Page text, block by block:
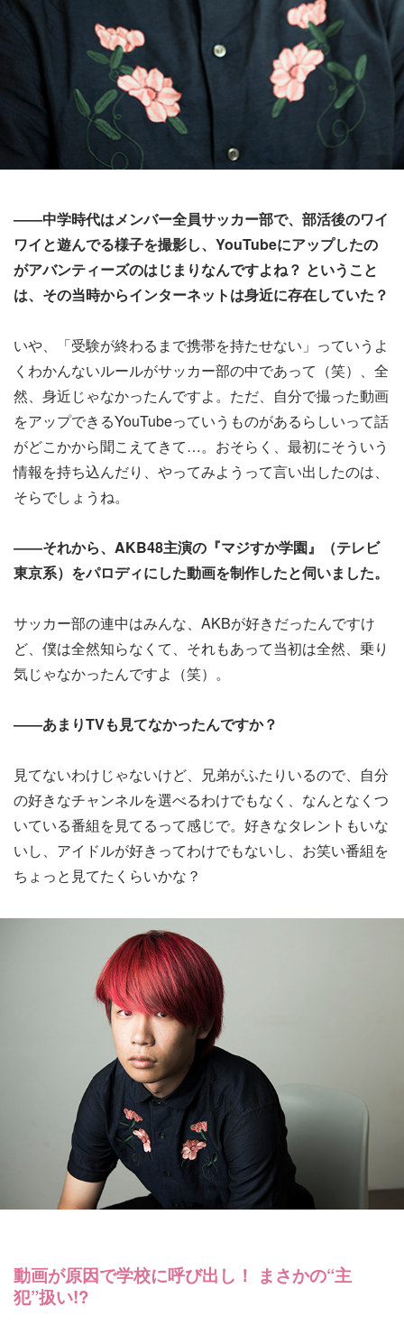
――中学時代はメンバー全員サッカー部で、部活後のワイ
ワイと遊んでる様子を撮影し、YouTubeにアップしたの
がアバンティーズのはじまりなんですよね？ ということ
は、その当時からインターネットは身近に存在していた？
いや、「受験が終わるまで携帯を持たせない」っていうよ
くわかんないルールがサッカー部の中であって（笑）、全
然、身近じゃなかったんですよ。ただ、自分で撮った動画
をアップできるYouTubeっていうものがあるらしいって話
がどこかから聞こえてきて…。おそらく、最初にそういう
情報を持ち込んだり、やってみようって言い出したのは、
そらでしょうね。
――それから、AKB48主演の『マジすか学園』（テレビ
東京系）をパロディにした動画を制作したと伺いました。
サッカー部の連中はみんな、AKBが好きだったんですけ
ど、僕は全然知らなくて、それもあって当初は全然、乗り
気じゃなかったんですよ（笑）。
――あまりTVも見てなかったんですか？
見てないわけじゃないけど、兄弟がふたりいるので、自分
の好きなチャンネルを選べるわけでもなく、なんとなくつ
いている番組を見てるって感じで。好きなタレントもいな
いし、アイドルが好きってわけでもないし、お笑い番組を
ちょっと見てたくらいかな？
動画が原因で学校に呼び出し！ まさかの“主
犯”扱い!?